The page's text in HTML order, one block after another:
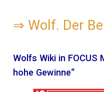
⇒ Wolf. Der
Wolfs Wiki in FOCUS
hohe Gewinne“